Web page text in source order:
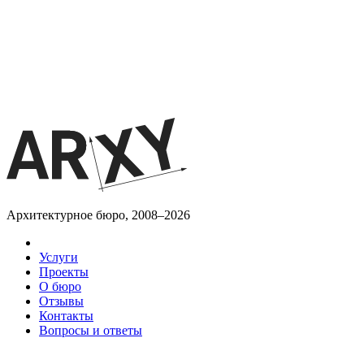
Архитектурное бюро, 2008–2026
Услуги
Проекты
О бюро
Отзывы
Контакты
Вопросы и ответы